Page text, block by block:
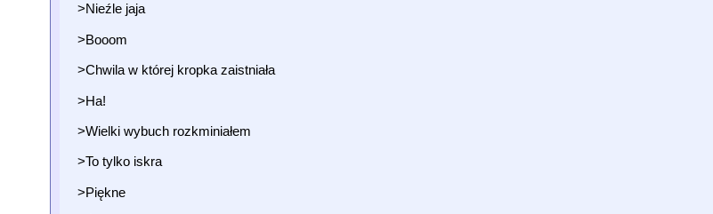
>Nieźle jaja
>Booom
>Chwila w której kropka zaistniała
>Ha!
>Wielki wybuch rozkminiałem
>To tylko iskra
>Piękne